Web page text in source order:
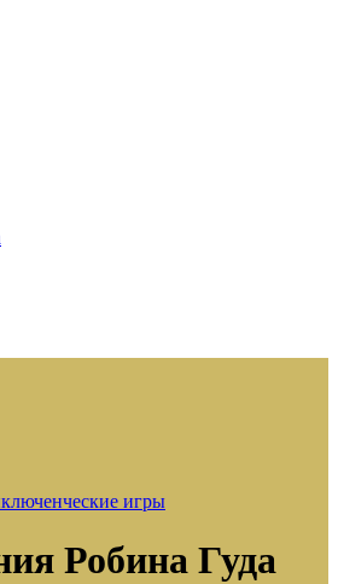
игры
Робина Гуда